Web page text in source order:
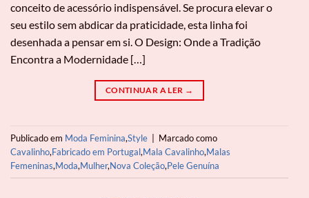
conceito de acessório indispensável. Se procura elevar o
seu estilo sem abdicar da praticidade, esta linha foi
desenhada a pensar em si. O Design: Onde a Tradição
Encontra a Modernidade […]
CONTINUAR A LER →
Publicado em Moda Feminina,Style
Marcado como
Cavalinho,Fabricado em Portugal,Mala Cavalinho,Malas
Femeninas,Moda,Mulher,Nova Coleção,Pele Genuína